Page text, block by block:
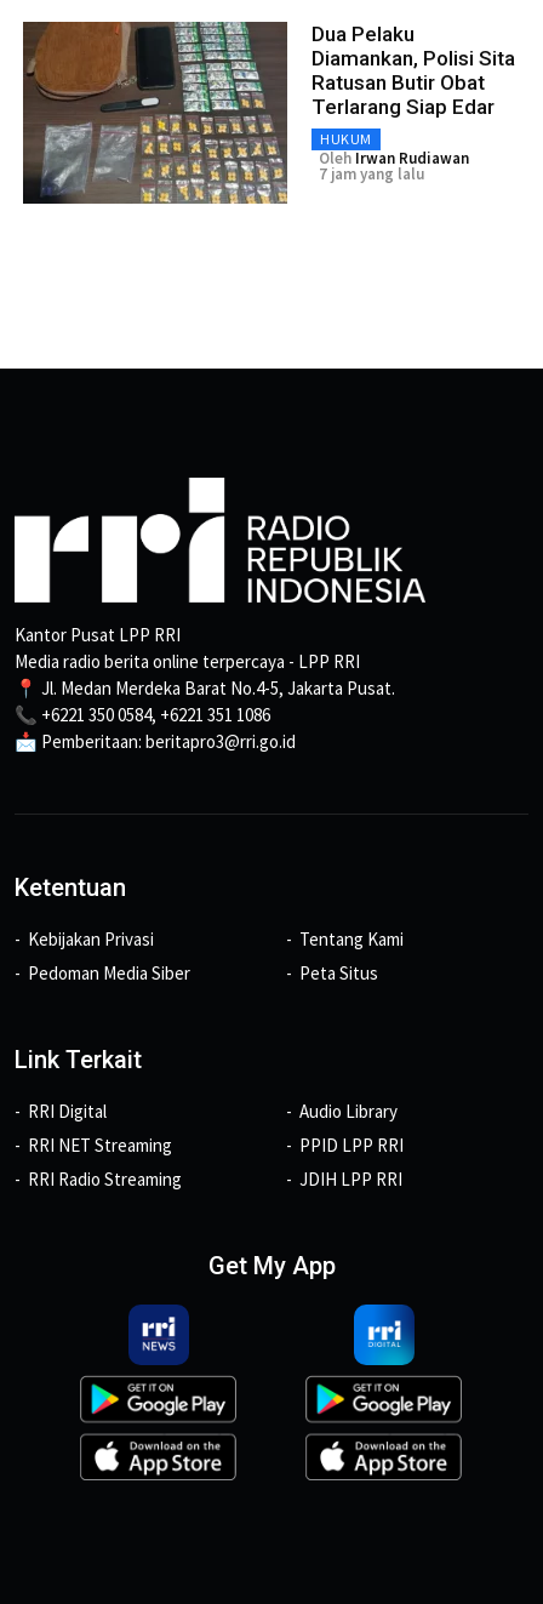
Dua Pelaku
Diamankan, Polisi Sita
Ratusan Butir Obat
Terlarang Siap Edar
HUKUM
Oleh Irwan Rudiawan
7 jam yang lalu
Kantor Pusat LPP RRI
Media radio berita online terpercaya - LPP RRI
📍 Jl. Medan Merdeka Barat No.4-5, Jakarta Pusat.
📞 +6221 350 0584, +6221 351 1086
📩 Pemberitaan: beritapro3@rri.go.id
Ketentuan
Kebijakan Privasi
Pedoman Media Siber
Tentang Kami
Peta Situs
Link Terkait
RRI Digital
RRI NET Streaming
RRI Radio Streaming
Audio Library
PPID LPP RRI
JDIH LPP RRI
Get My App